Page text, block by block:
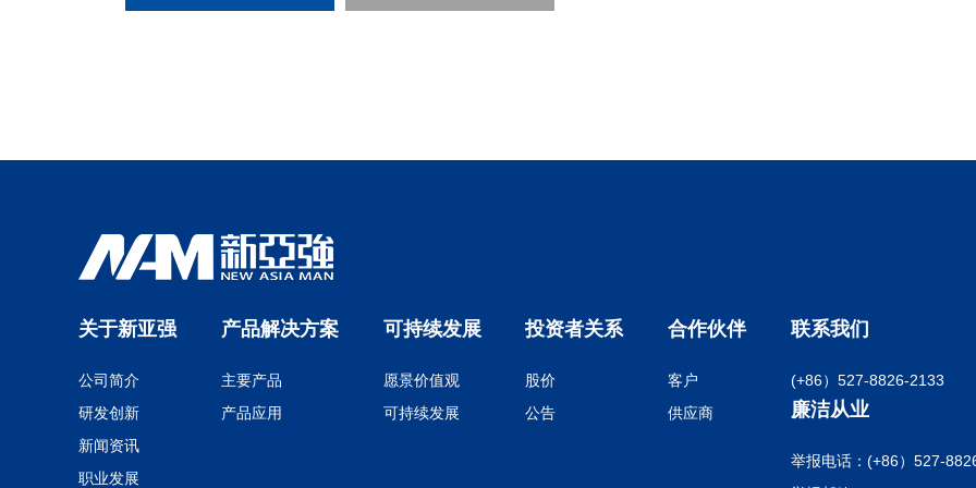
关于新亚强
公司简介
研发创新
新闻资讯
职业发展
产品解决方案
主要产品
产品应用
可持续发展
愿景价值观
可持续发展
投资者关系
股价
公告
合作伙伴
客户
供应商
联系我们
(+86）527-8826-2133
廉洁从业
举报电话：(+86）527-